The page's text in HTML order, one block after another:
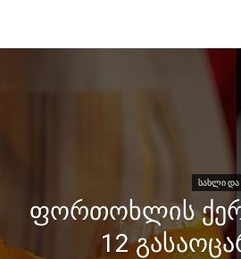
ᲡᲐᲮᲚᲘ ᲓᲐ
ფორთოხლის
12